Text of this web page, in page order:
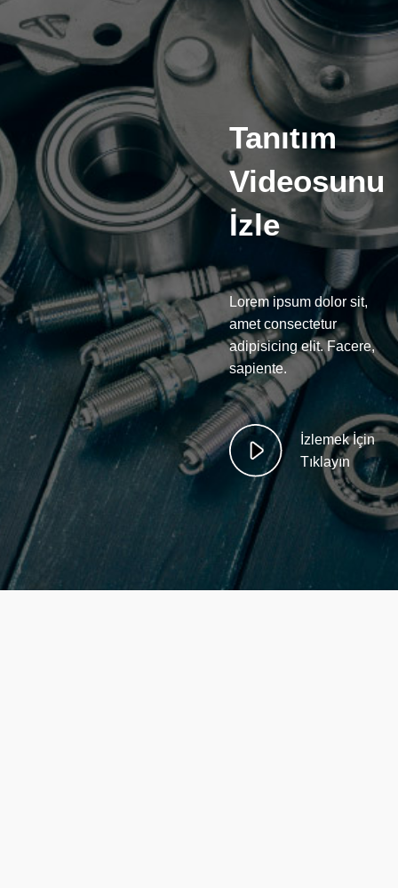
Tanıtım
Videosunu
İzle
Lorem ipsum dolor sit,
amet consectetur
adipisicing elit. Facere,
sapiente.
İzlemek İçin
Tıklayın